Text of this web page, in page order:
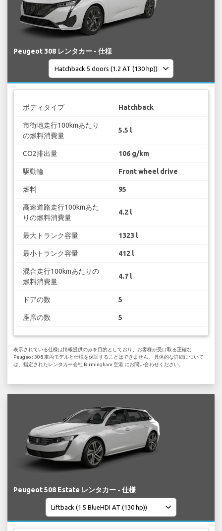
Peugeot 308 レンタカー - 仕様
ボディタイプ Hatchback
市街地走行100kmあたり
の燃料消費量
5.5 l
CO2排出量 106 g/km
駆動輪 Front wheel drive
燃料 95
高速道路走行100kmあた
りの燃料消費量
4.2 l
最大トランク容量 1323 l
最小トランク容量 412 l
混合走行100kmあたりの
燃料消費量
4.7 l
ドアの数 5
座席の数 5
表示されている仕様は情報提供のみを目的としており、お客様が受け取る正確な
Peugeot 308 車両モデルと仕様を保証することはできません。 具体的な詳細について
は、指定されたレンタカー会社 Birmingham 空港 にお問い合わせください。
Peugeot 508 Estate レンタカー - 仕様